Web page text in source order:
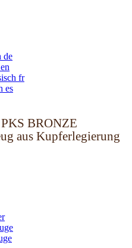
de
en
fr
es
BRONZE
aus Kupferlegierung